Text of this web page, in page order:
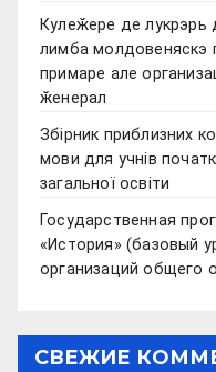
Кулеӂере де лукрэрь
лимба молдовеняскэ
примаре але
ӂенерал
Збірник приблизних
мови для учнів
загальної освіти
Государственная
«История» (базовый
организаций общего
СВЕЖИЕ